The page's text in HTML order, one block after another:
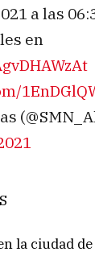
a las
en
la ciudad